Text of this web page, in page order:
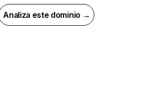
Analiza este dominio →